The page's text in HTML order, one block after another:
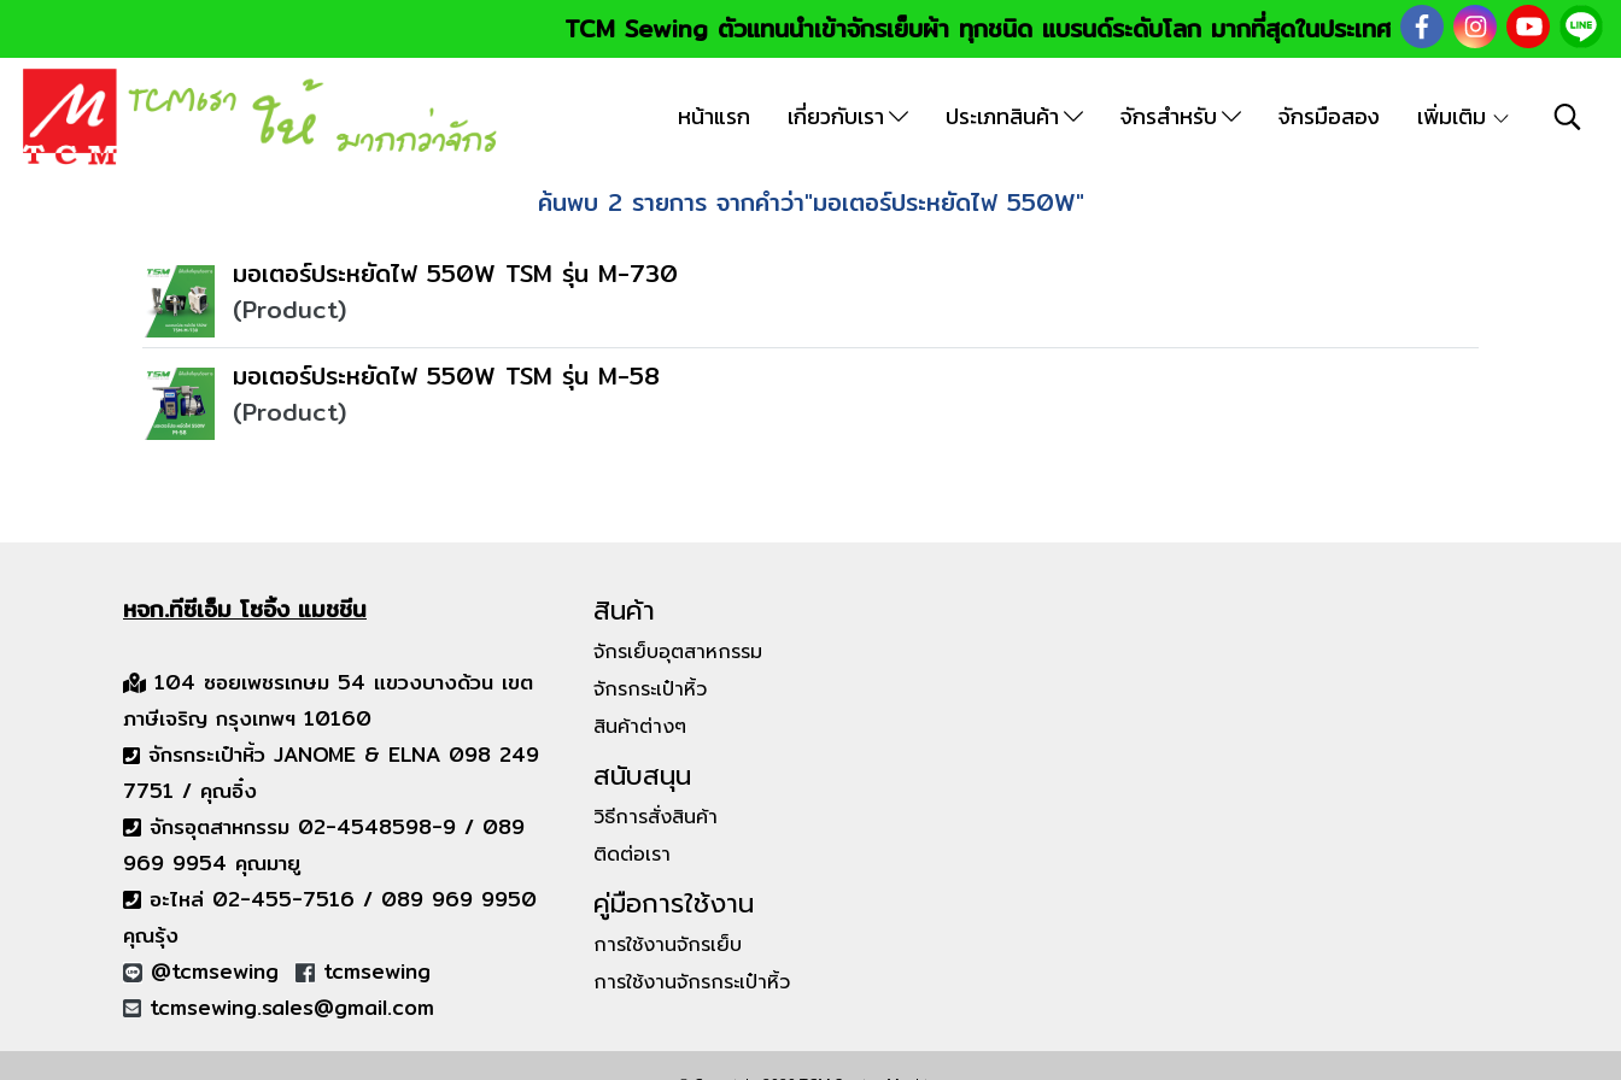
TCM Sewing ตัวแทนนำเข้าจักรเย็บผ้า ทุกชนิด แบรนด์ระดับโลก มากที่สุดในประเทศ
หน้าแรก เกี่ยวกับเรา ประเภทสินค้า จักรสำหรับ จักรมือสอง เพิ่มเติม
ค้นพบ 2 รายการ จากคำว่า"มอเตอร์ประหยัดไฟ 550W"
มอเตอร์ประหยัดไฟ 550W TSM รุ่น M-730
(Product)
มอเตอร์ประหยัดไฟ 550W TSM รุ่น M-58
(Product)
หจก.ทีซีเอ็ม โซอิ้ง แมชชีน
104 ซอยเพชรเกษม 54 แขวงบางด้วน เขต
ภาษีเจริญ กรุงเทพฯ 10160
จักรกระเป๋าหิ้ว JANOME & ELNA 098 249
7751 / คุณอิ๋ง
จักรอุตสาหกรรม 02-4548598-9 / 089
969 9954 คุณมายู
อะไหล่ 02-455-7516 / 089 969 9950
คุณรุ้ง
@tcmsewing
tcmsewing
tcmsewing.sales@gmail.com
สินค้า
จักรเย็บอุตสาหกรรม
จักรกระเป๋าหิ้ว
สินค้าต่างๆ
สนับสนุน
วิธีการสั่งสินค้า
ติดต่อเรา
คู่มือการใช้งาน
การใช้งานจักรเย็บ
การใช้งานจักรกระเป๋าหิ้ว